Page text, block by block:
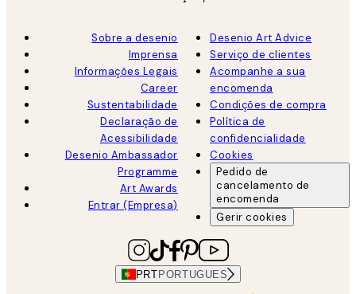
Sobre a desenio
Imprensa
Informações Legais
Career
Sustentabilidade
Declaração de
Acessibilidade
Desenio Ambassador
Programme
Art Awards
Entrar (Empresa)
Desenio Art Advice
Serviço de clientes
Acompanhe a sua
encomenda
Condições de compra
Política de
confidencialidade
Cookies
Pedido de
cancelamento de
encomenda
Gerir cookies
PRT PORTUGUES